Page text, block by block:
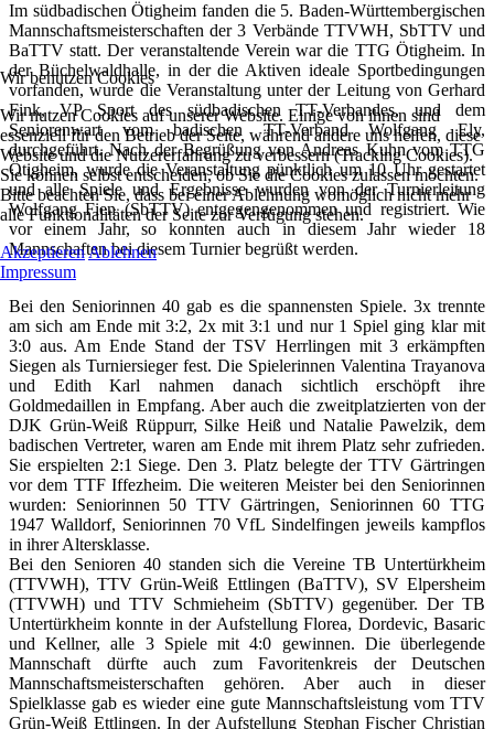
Im südbadischen Ötigheim fanden die 5. Baden-Württembergischen
Mannschaftsmeisterschaften der 3 Verbände TTVWH, SbTTV und
BaTTV statt. Der veranstaltende Verein war die TTG Ötigheim. In
der Büchelwaldhalle, in der die Aktiven ideale Sportbedingungen
vorfanden, wurde die Veranstaltung unter der Leitung von Gerhard
Fink, VP Sport des südbadischen TT-Verbandes, und dem
Seniorenwart vom badischen TT-Verband Wolfgang Ely,
durchgeführt. Nach der Begrüßung von Andreas Kuhn vom TTG
Ötigheim, wurde die Veranstaltung pünktlich um 10 Uhr gestartet
und alle Spiele und Ergebnisse wurden von der Turnierleitung
Wolfgang Fien (SbTTV) entgegengenommen und registriert. Wie
vor einem Jahr, so konnten auch in diesem Jahr wieder 18
Mannschaften bei diesem Turnier begrüßt werden.
Bei den Seniorinnen 40 gab es die spannensten Spiele. 3x trennte
am sich am Ende mit 3:2, 2x mit 3:1 und nur 1 Spiel ging klar mit
3:0 aus. Am Ende Stand der TSV Herrlingen mit 3 erkämpften
Siegen als Turniersieger fest. Die Spielerinnen Valentina Trayanova
und Edith Karl nahmen danach sichtlich erschöpft ihre
Goldmedaillen in Empfang. Aber auch die zweitplatzierten von der
DJK Grün-Weiß Rüppurr, Silke Heiß und Natalie Pawelzik, dem
badischen Vertreter, waren am Ende mit ihrem Platz sehr zufrieden.
Sie erspielten 2:1 Siege. Den 3. Platz belegte der TTV Gärtringen
vor dem TTF Iffezheim. Die weiteren Meister bei den Seniorinnen
wurden: Seniorinnen 50 TTV Gärtringen, Seniorinnen 60 TTG
1947 Walldorf, Seniorinnen 70 VfL Sindelfingen jeweils kampflos
in ihrer Altersklasse.
Bei den Senioren 40 standen sich die Vereine TB Untertürkheim
(TTVWH), TTV Grün-Weiß Ettlingen (BaTTV), SV Elpersheim
(TTVWH) und TTV Schmieheim (SbTTV) gegenüber. Der TB
Untertürkheim konnte in der Aufstellung Florea, Dordevic, Basaric
und Kellner, alle 3 Spiele mit 4:0 gewinnen. Die überlegende
Mannschaft dürfte auch zum Favoritenkreis der Deutschen
Mannschaftsmeisterschaften gehören. Aber auch in dieser
Spielklasse gab es wieder eine gute Mannschaftsleistung vom TTV
Grün-Weiß Ettlingen. In der Aufstellung Stephan Fischer Christian
Wir benutzen Cookies
Wir nutzen Cookies auf unserer Website. Einige von ihnen sind
essenziell für den Betrieb der Seite, während andere uns helfen, diese
Website und die Nutzererfahrung zu verbessern (Tracking Cookies).
Sie können selbst entscheiden, ob Sie die Cookies zulassen möchten.
Bitte beachten Sie, dass bei einer Ablehnung womöglich nicht mehr
alle Funktionalitäten der Seite zur Verfügung stehen.
AkzeptierenAblehnen
Impressum